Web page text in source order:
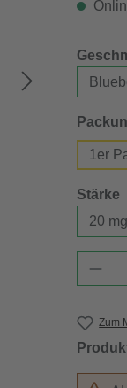
1er
Stärke
Zum